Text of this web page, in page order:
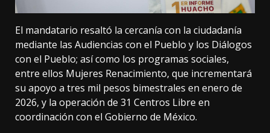
El mandatario resaltó la cercanía con la ciudadanía
mediante las Audiencias con el Pueblo y los Diálogos
con el Pueblo; así como los programas sociales,
entre ellos Mujeres Renacimiento, que incrementará
su apoyo a tres mil pesos bimestrales en enero de
2026, y la operación de 31 Centros Libre en
coordinación con el Gobierno de México.